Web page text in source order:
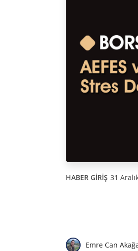
HABER GİRİŞ 31
Emre Can